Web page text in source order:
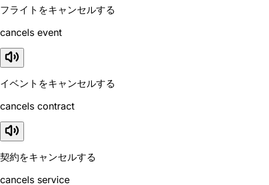
フライトをキャンセルする
cancels event
イベントをキャンセルする
cancels contract
契約をキャンセルする
cancels service